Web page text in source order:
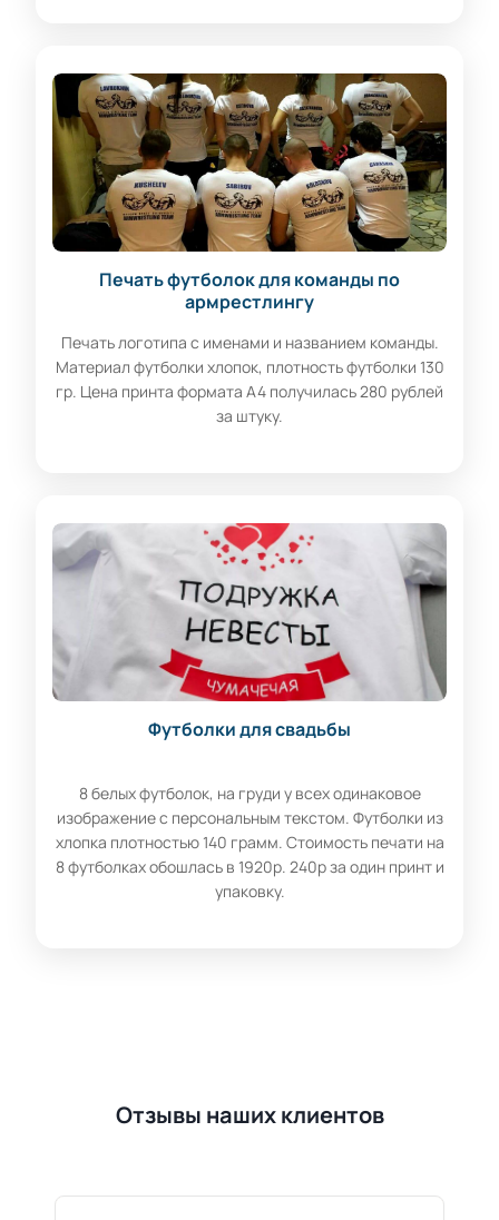
Печать футболок для команды по
армрестлингу
Печать логотипа с именами и названием команды.
Материал футболки хлопок, плотность футболки 130
гр. Цена принта формата А4 получилась 280 рублей
за штуку.
Футболки для свадьбы
8 белых футболок, на груди у всех одинаковое
изображение с персональным текстом. Футболки из
хлопка плотностью 140 грамм. Стоимость печати на
8 футболках обошлась в 1920р. 240р за один принт и
упаковку.
Отзывы наших клиентов